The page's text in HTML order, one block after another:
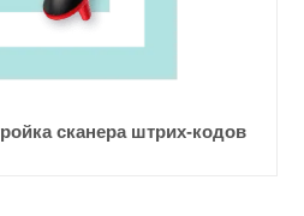
сканера штрих-кодов